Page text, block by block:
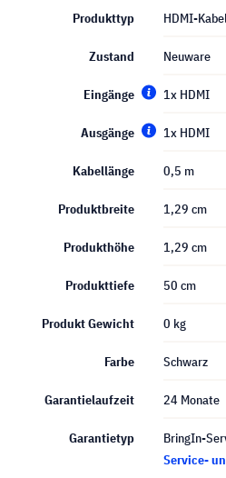
Produkttyp HDMI-
Zustand Neuware
Eingänge 1x HDMI
Ausgänge 1x HDMI
Kabellänge 0,5 m
Produktbreite 1,29 cm
Produkthöhe 1,29 cm
Produkttiefe 50 cm
Produkt Gewicht 0 kg
Farbe Schwarz
Garantielaufzeit 24 Monate
Garantietyp
BringIn-
Service-